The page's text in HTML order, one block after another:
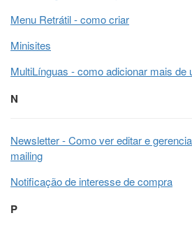
Menu Retrátil - como criar
Minisites
MultiLínguas - como adicionar mais de
N
Newsletter - Como ver editar e
mailing
Notificação de interesse de compra
P